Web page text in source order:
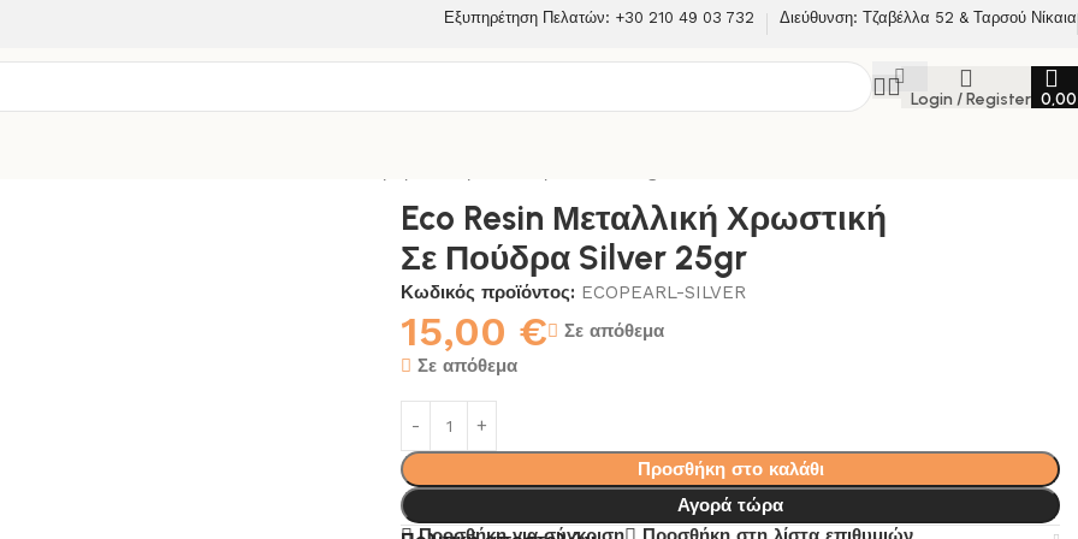
Εξυπηρέτηση Πελατών: +30 210 49 03 732 Διεύθυνση: Τζαβέλλα 52 & Ταρσού Νίκαια
Login / Register
Eco Resin Μεταλλική Χρωστική
Σε Πούδρα Silver 25gr
Κωδικός προϊόντος: ECOPEARL-SILVER
15,00 €
Σε απόθεμα
Σε απόθεμα
Προσθήκη στο καλάθι
Αγορά τώρα